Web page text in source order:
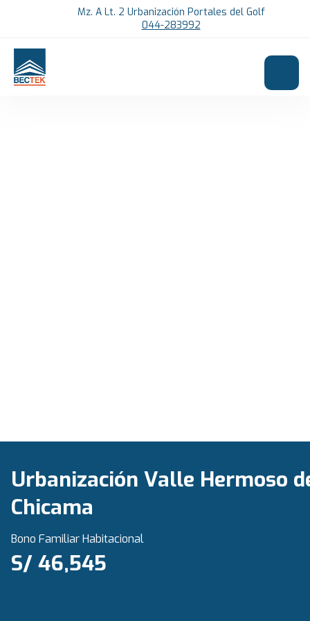
Mz. A Lt. 2 Urbanización Portales del Golf
044-283992
Urbanización Valle Hermoso
Chicama
Bono Familiar Habitacional
S/ 46,545